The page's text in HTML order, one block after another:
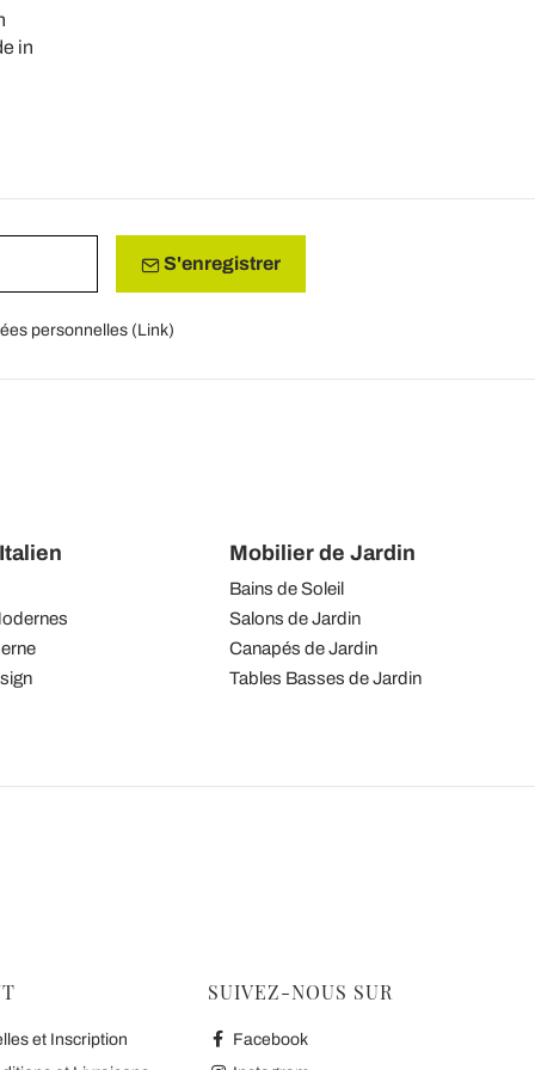
in
S'enregistrer
personnelles (Link)
Mobilier de Jardin
Bains de Soleil
Salons de Jardin
Canapés de Jardin
Tables Basses de Jardin
et Inscription
SUIVEZ-NOUS SUR
Facebook